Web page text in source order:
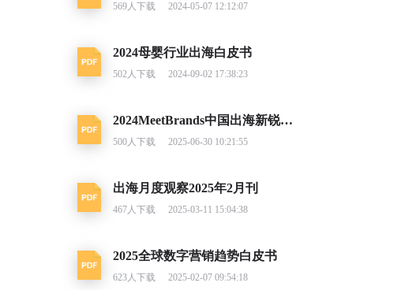
569人下载 2024-05-07 12:12:07
2024母婴行业出海白皮书
502人下载 2024-09-02 17:38:23
2024MeetBrands中国出海新锐消费品牌榜单报告
500人下载 2025-06-30 10:21:55
出海月度观察2025年2月刊
467人下载 2025-03-11 15:04:38
2025全球数字营销趋势白皮书
623人下载 2025-02-07 09:54:18